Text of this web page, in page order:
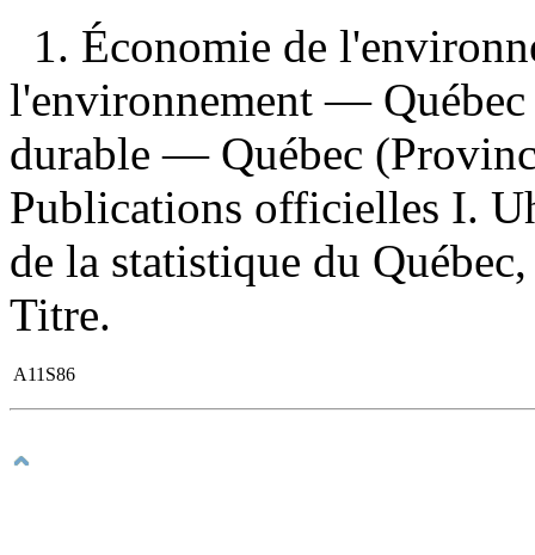
1. Économie de
l'environnement —
durable — Québec
Publications officielles I.
de la statistique du
Titre.
A11S86